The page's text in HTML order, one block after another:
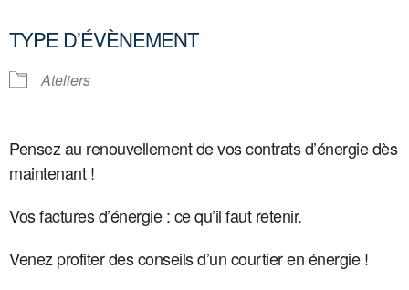
TYPE D’ÉVÈNEMENT
Ateliers
Pensez au renouvellement de vos contratsd’énergie dès
maintenant !
Vos factures d’énergie : ce qu’il faut retenir.
Venez profiter des conseils d’un courtier en énergie !